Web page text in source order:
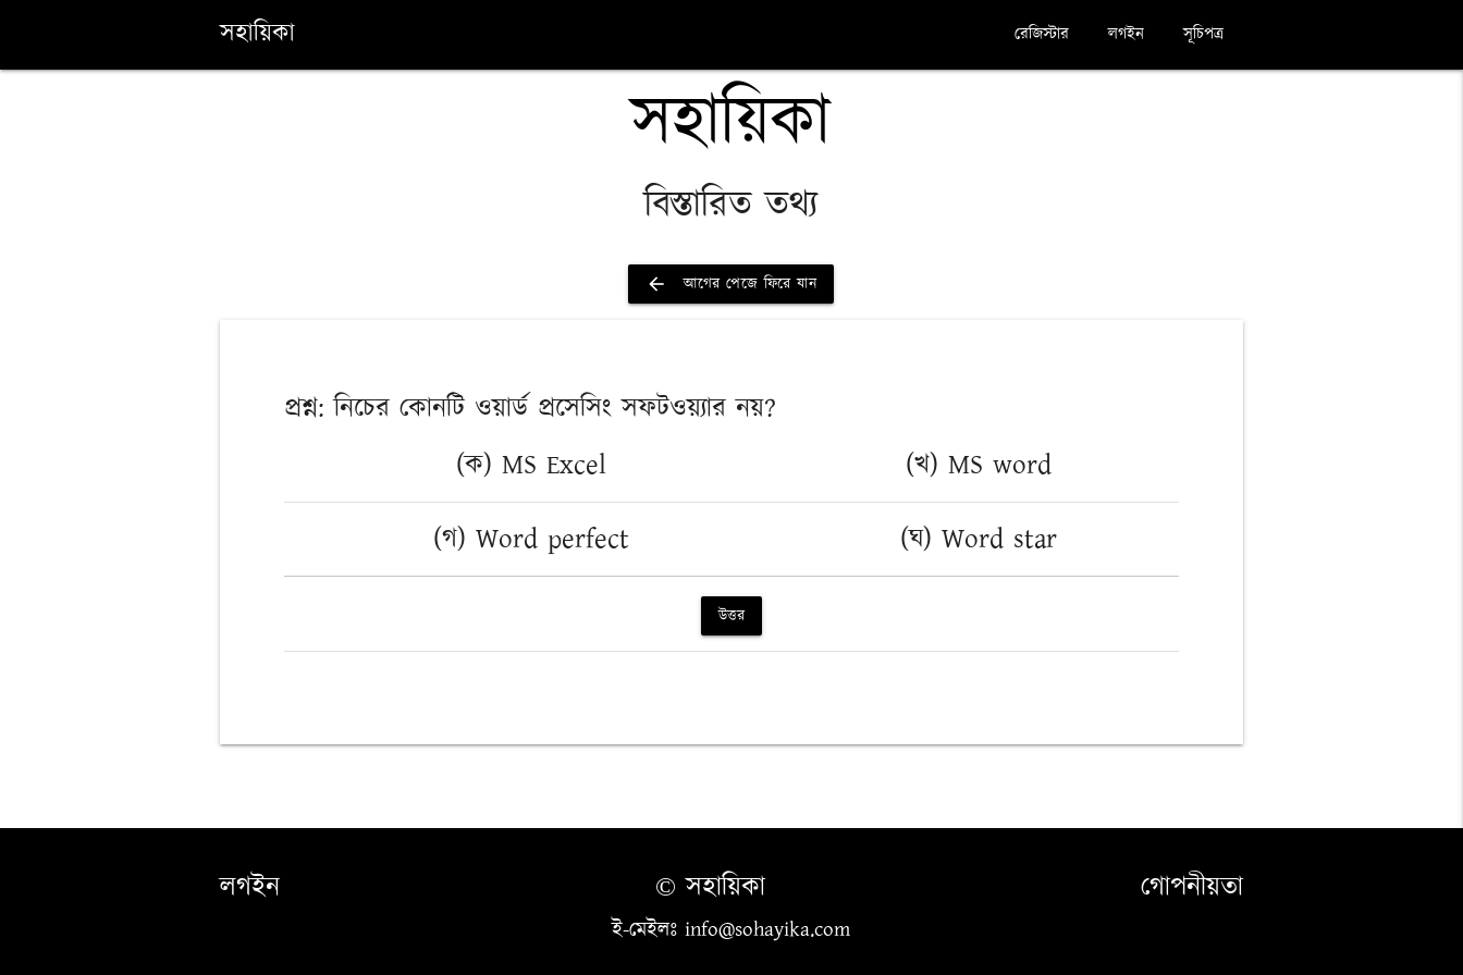
সহায়িকা সূচিপত্র
লগইন
রেজিস্টার
সহায়িকা
বিস্তারিত তথ্য
arrow_back আগের পেজে ফিরে যান
প্রশ্ন: নিচের কোনটি ওয়ার্ড প্রসেসিং সফটওয়্যার নয়?
(ক) MS Excel
(খ) MS word
(গ) Word perfect
(ঘ) Word star
উত্তর
লগইন গোপনীয়তা
© সহায়িকা
ই-মেইলঃ info@sohayika.com